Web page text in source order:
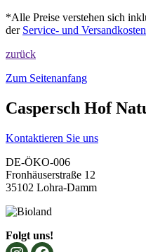
*Alle Preise verstehen sich
der Service- und Versandkosten
zurück
Zum Seitenanfang
Caspersch Hof
Kontaktieren Sie uns
DE-ÖKO-006
Fronhäuserstraße 12
35102 Lohra-Damm
Folgt uns!